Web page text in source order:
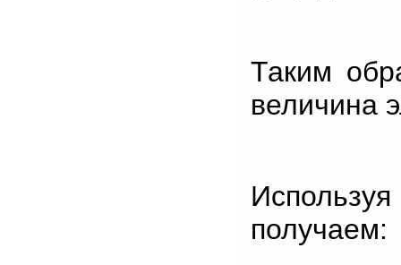
Таким
величина
получаем: